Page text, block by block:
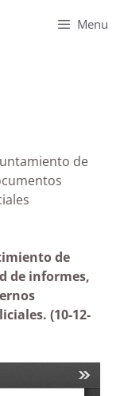
Menu
de
de
de informes,
(10-12-